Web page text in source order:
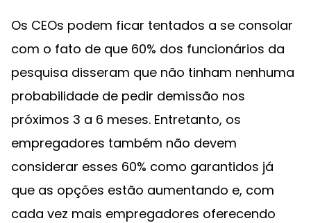
Os CEOs podem ficar tentados a se consolar
com o fato de que 60% dos funcionários da
pesquisa disseram que não tinham nenhuma
probabilidade de pedir demissão nos
próximos 3 a 6 meses. Entretanto, os
empregadores também não devem
considerar esses 60% como garantidos já
que as opções estão aumentando e, com
cada vez mais empregadores oferecendo